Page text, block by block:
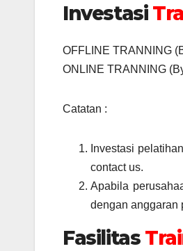
Investasi
OFFLINE TRANNING
ONLINE TRANNING
Catatan :
Investasi
contact us.
Apabila
dengan anggaran
Fasilitas